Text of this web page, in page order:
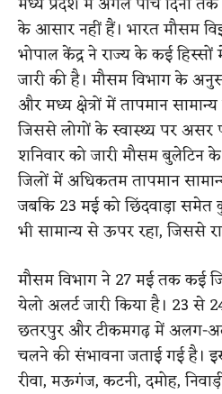
के आसार नहीं हैं। भारत मौसम
भोपाल केंद्र ने राज्य के कई
जारी की है। मौसम विभाग के
और मध्य क्षेत्रों में तापमान
जिससे लोगों के स्वास्थ्य पर
शनिवार को जारी मौसम
जिलों में अधिकतम तापमान
जबकि 23 मई को छिंदवाड़ा समेत
भी सामान्य से ऊपर रहा, जिससे
मौसम विभाग ने 27 मई तक कई
येलो अलर्ट जारी किया है। 23 से
छतरपुर और टीकमगढ़ में अलग-
चलने की संभावना जताई गई है।
रीवा, मऊगंज, कटनी, दमोह,